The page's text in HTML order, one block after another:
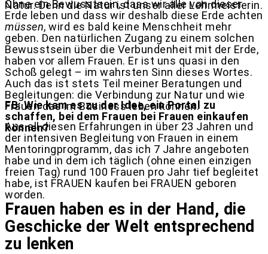
Natur. Denn die Natur ist unser aller Lehrmeisterin.
Ohne ein Bewusstsein, dass wir alle von dieser
Erde leben und dass wir deshalb diese Erde achten
müssen, wird es bald keine Menschheit mehr
geben. Den natürlichen Zugang zu einem solchen
Bewusstsein über die Verbundenheit mit der Erde,
haben vor allem Frauen. Er ist uns quasi in den
Schoß gelegt – im wahrsten Sinn dieses Wortes.
Auch das ist stets Teil meiner Beratungen und
Begleitungen: die Verbindung zur Natur und wie
Frauen das im Business leben können.
FB: Wie kam es zu der Idee, ein Portal zu
schaffen, bei dem Frauen bei Frauen einkaufen
können?
Aus all diesen Erfahrungen in über 23 Jahren und
der intensiven Begleitung von Frauen in einem
Mentoringprogramm, das ich 7 Jahre angeboten
habe und in dem ich täglich (ohne einen einzigen
freien Tag) rund 100 Frauen pro Jahr tief begleitet
habe, ist FRAUEN kaufen bei FRAUEN geboren
worden.
Frauen haben es in der Hand, die
Geschicke der Welt entsprechend
zu lenken